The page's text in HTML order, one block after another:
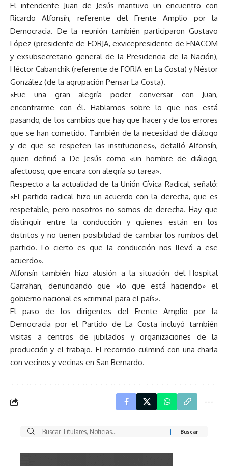
El intendente Juan de Jesús mantuvo un encuentro con
Ricardo Alfonsín, referente del Frente Amplio por la
Democracia. De la reunión también participaron Gustavo
López (presidente de FORJA, exvicepresidente de ENACOM
y exsubsecretario general de la Presidencia de la Nación),
Héctor Cabanchik (referente de FORJA en La Costa) y Néstor
González (de la agrupación Pensar La Costa).
«Fue una gran alegría poder conversar con Juan,
encontrarme con él. Hablamos sobre lo que nos está
pasando, de los cambios que hay que hacer y de los errores
que se han cometido. También de la necesidad de diálogo
y de que se respeten las instituciones», detalló Alfonsín,
quien definió a De Jesús como «un hombre de diálogo,
afectuoso, que encara con alegría su tarea».
Respecto a la actualidad de la Unión Cívica Radical, señaló:
«El partido radical hizo un acuerdo con la derecha, que es
respetable, pero nosotros no somos de derecha. Hay que
distinguir entre la conducción y quienes están en los
distritos y no tienen posibilidad de cambiar los rumbos del
partido. Lo cierto es que la conducción nos llevó a ese
acuerdo».
Alfonsín también hizo alusión a la situación del Hospital
Garrahan, denunciando que «lo que está haciendo» el
gobierno nacional es «criminal para el país».
El paso de los dirigentes del Frente Amplio por la
Democracia por el Partido de La Costa incluyó también
visitas a centros de jubilados y organizaciones de la
producción y el trabajo. El recorrido culminó con una charla
con vecinos y vecinas en San Bernardo.
Buscar